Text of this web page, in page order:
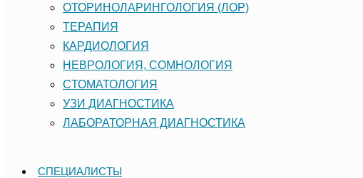
ОТОРИНОЛАРИНГОЛОГИЯ (ЛОР)
ТЕРАПИЯ
КАРДИОЛОГИЯ
НЕВРОЛОГИЯ, СОМНОЛОГИЯ
CТОМАТОЛОГИЯ
УЗИ ДИАГНОСТИКА
ЛАБОРАТОРНАЯ ДИАГНОСТИКА
СПЕЦИАЛИСТЫ